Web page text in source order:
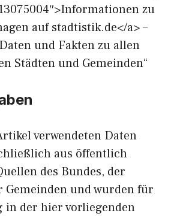
zu
auf stadtistik.de</a> –
und Fakten zu allen
Städten und Gemeinden“
verwendeten Daten
aus öffentlich
des Bundes, der
Gemeinden und wurden für
in der hier vorliegenden